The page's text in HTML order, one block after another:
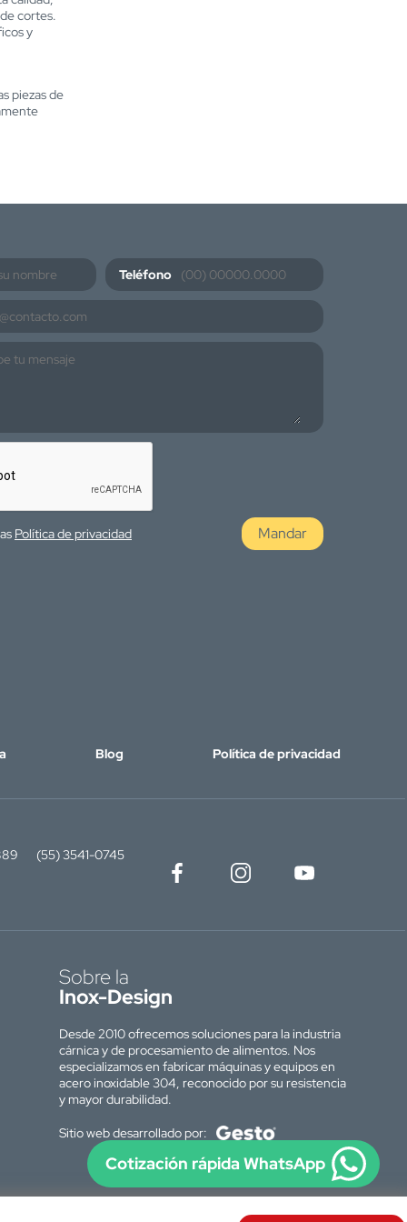
cortes.
y
piezas de
Teléfono
Política de privacidad Mandar
Blog Política de privacidad
(55) 3541-0745
Sobre la
Inox-Design
Desde 2010 ofrecemos soluciones para la industria
cárnica y de procesamiento de alimentos. Nos
especializamos en fabricar máquinas y equipos en
acero inoxidable 304, reconocido por su resistencia
y mayor durabilidad.
Sitio web desarrollado por:
Cotización rápida WhatsApp